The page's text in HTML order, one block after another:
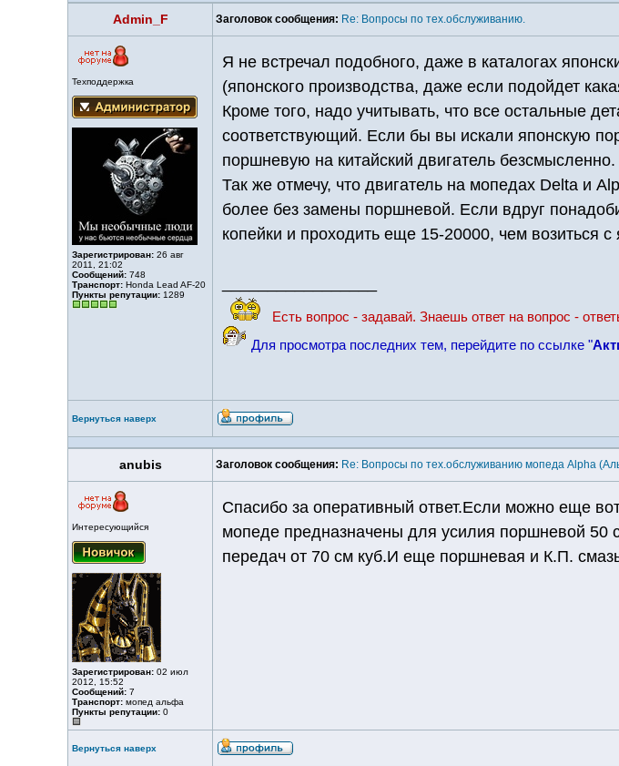
Admin_F Заголовок сообщения: Re: Вопросы по тех.обслуживанию.
Техподдержка
Зарегистрирован: 26 авг
2011, 21:02
Сообщений: 748
Транспорт: Honda Lead AF-20
Пункты репутации: 1289
Я не встречал подобного, даже в каталогах
(японского производства, даже если подойдет
Кроме того, надо учитывать, что все остальные
соответствующий. Если бы вы искали японскую
поршневую на китайский двигатель безсмысленно.
Так же отмечу, что двигатель на мопедах Delta и
более без замены поршневой. Если вдруг
копейки и проходить еще 15-20000, чем возиться
Есть вопрос - задавай. Знаешь ответ на вопрос -
Для просмотра последних тем, перейдите по ссылке "
Вернуться наверх
anubis Заголовок сообщения: Re: Вопросы по тех.обслуживанию мопеда Alpha
Интересующийся
Зарегистрирован: 02 июл
2012, 15:52
Сообщений: 7
Транспорт: мопед альфа
Пункты репутации: 0
Спасибо за оперативный ответ.Если можно еще
мопеде предназначены для усилия поршневой 50
передач от 70 см куб.И еще поршневая и К.П.
Вернуться наверх